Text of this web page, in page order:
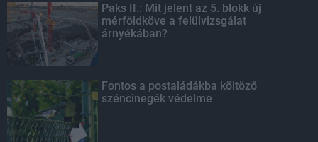
Paks II.: Mit jelent az 5. blokk új
mérföldköve a felülvizsgálat
árnyékában?
Fontos a postaládákba költöző
széncinegék védelme